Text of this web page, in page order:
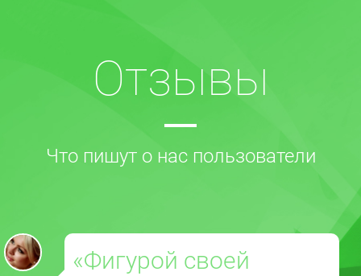
Отзывы
Что пишут о нас пользователи
«Фигурой своей